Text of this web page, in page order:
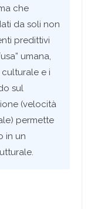
che
da soli non
predittivi
umana,
e i
sul
(velocità
permette
in un